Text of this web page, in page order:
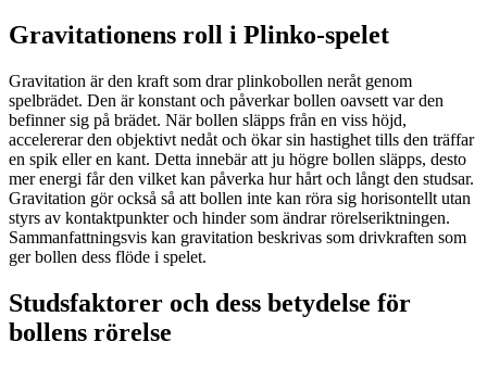
Gravitationens roll i Plinko-spelet
Gravitation är den kraft som drar plinkobollen neråt genom
spelbrädet. Den är konstant och påverkar bollen oavsett var den
befinner sig på brädet. När bollen släpps från en viss höjd,
accelererar den objektivt nedåt och ökar sin hastighet tills den träffar
en spik eller en kant. Detta innebär att ju högre bollen släpps, desto
mer energi får den vilket kan påverka hur hårt och långt den studsar.
Gravitation gör också så att bollen inte kan röra sig horisontellt utan
styrs av kontaktpunkter och hinder som ändrar rörelseriktningen.
Sammanfattningsvis kan gravitation beskrivas som drivkraften som
ger bollen dess flöde i spelet.
Studsfaktorer och dess betydelse för
bollens rörelse